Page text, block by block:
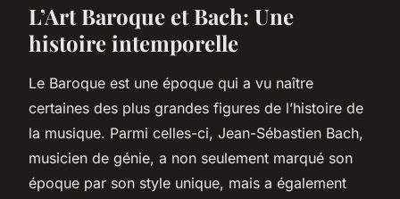
L’Art Baroque et Bach: Une
histoire intemporelle
Le Baroque est une époque qui a vu naître
certaines des plus grandes figures de l’histoire de
la musique. Parmi celles-ci, Jean-Sébastien Bach,
musicien de génie, a non seulement marqué son
époque par son style unique, mais a également